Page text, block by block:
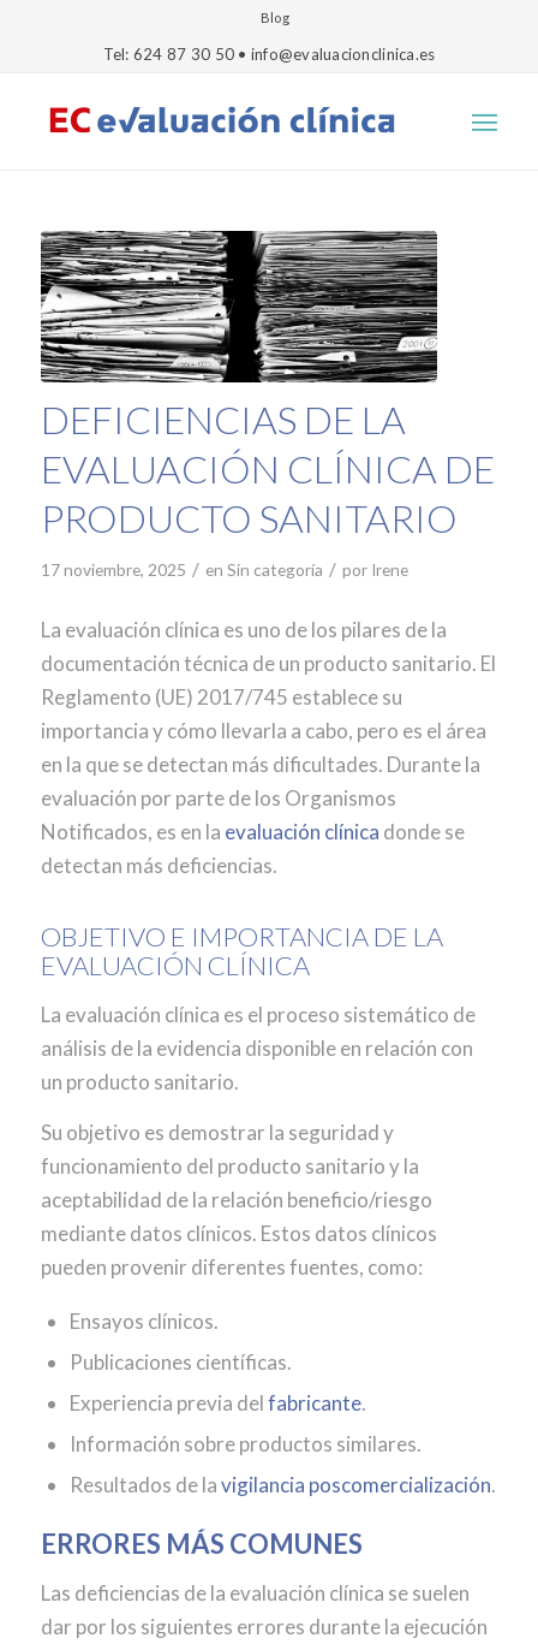
Blog
Tel: 624 87 30 50 • info@evaluacionclinica.es
DEFICIENCIAS DE LA
EVALUACIÓN CLÍNICA DE
PRODUCTO SANITARIO
17 noviembre, 2025 / en Sin categoría / por Irene
La evaluación clínica es uno de los pilares de la
documentación técnica de un producto sanitario. El
Reglamento (UE) 2017/745 establece su
importancia y cómo llevarla a cabo, pero es el área
en la que se detectan más dificultades. Durante la
evaluación por parte de los Organismos
Notificados, es en la evaluación clínica donde se
detectan más deficiencias.
OBJETIVO E IMPORTANCIA DE LA
EVALUACIÓN CLÍNICA
La evaluación clínica es el proceso sistemático de
análisis de la evidencia disponible en relación con
un producto sanitario.
Su objetivo es demostrar la seguridad y
funcionamiento del producto sanitario y la
aceptabilidad de la relación beneficio/riesgo
mediante datos clínicos. Estos datos clínicos
pueden provenir diferentes fuentes, como:
Ensayos clínicos.
Publicaciones científicas.
Experiencia previa delfabricante.
Información sobre productos similares.
Resultados de lavigilancia poscomercialización.
ERRORES MÁS COMUNES
Las deficiencias de la evaluación clínica se suelen
dar por los siguientes errores durante la ejecución